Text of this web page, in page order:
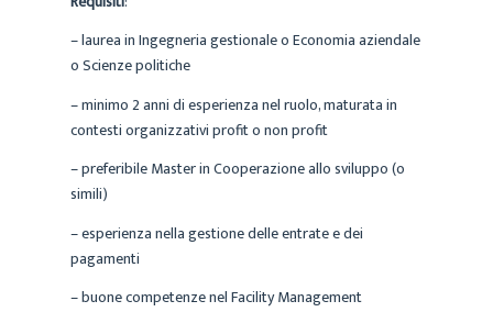
– laurea in Ingegneria gestionale o Economia aziendale
o Scienze politiche
– minimo 2 anni di esperienza nel ruolo, maturata in
contesti organizzativi profit o non profit
– preferibile Master in Cooperazione allo sviluppo (o
simili)
– esperienza nella gestione delle entrate e dei
pagamenti
– buone competenze nel Facility Management